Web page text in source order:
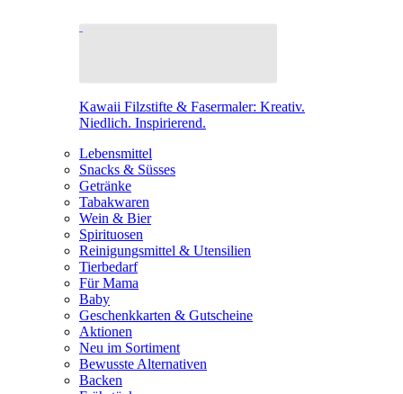
Kawaii Filzstifte & Fasermaler: Kreativ.
Niedlich. Inspirierend.
Lebensmittel
Snacks & Süsses
Getränke
Tabakwaren
Wein & Bier
Spirituosen
Reinigungsmittel & Utensilien
Tierbedarf
Für Mama
Baby
Geschenkkarten & Gutscheine
Aktionen
Neu im Sortiment
Bewusste Alternativen
Backen